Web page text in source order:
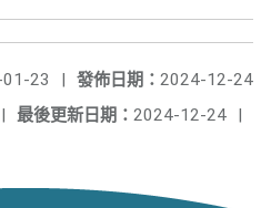
發佈日期： 2024-12-24
23
|
最後更新日期： 2024-12-24 |
|